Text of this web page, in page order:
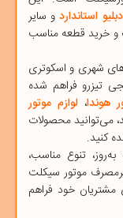
دبلیو استانداردو سایر
و خرید قطعه مناسب
شهری و اسکوتری
‌تیزرو فراهم شده
هوندا،لوازم موتور
می‌توانید محصولات
کنید.
تنوع مناسب،
موتور سیکلت
خود فراهم